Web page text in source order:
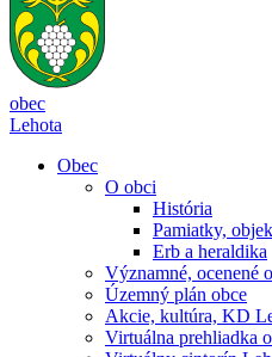
obec
Lehota
Obec
O obci
História
Pamiatky,
Erb a heraldika
Významné, ocenené
Územný plán obce
Akcie, kultúra, KD
Virtuálna prehliadka